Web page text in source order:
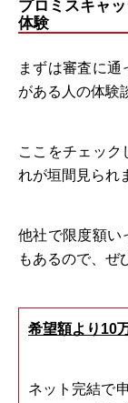
プロミスキャ
体験
まずは審査に通
がある人の体験
ここをチェック
れが垣間見られ
他社で限度額い
もあるので、ぜ
希望額より10
ネット完結で